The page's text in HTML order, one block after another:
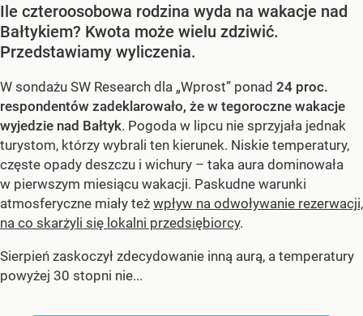
Ile czteroosobowa rodzina wyda na wakacje nad
Bałtykiem? Kwota może wielu zdziwić.
Przedstawiamy wyliczenia.
W sondażu SW Research dla „Wprost” ponad 24 proc.
respondentów zadeklarowało, że w tegoroczne wakacje
wyjedzie nad Bałtyk. Pogoda w lipcu nie sprzyjała jednak
turystom, którzy wybrali ten kierunek. Niskie temperatury,
częste opady deszczu i wichury – taka aura dominowała
w pierwszym miesiącu wakacji. Paskudne warunki
atmosferyczne miały też wpływ na odwoływanie rezerwacji,
na co skarżyli się lokalni przedsiębiorcy.
Sierpień zaskoczył zdecydowanie inną aurą, a temperatury
powyżej 30 stopni nie...